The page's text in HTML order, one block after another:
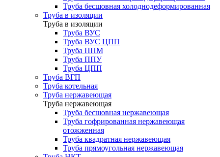
Труба бесшовная холоднодеформированная
Труба в изоляции
Труба в изоляции
Труба ВУС
Труба ВУС ЦПП
Труба ППМ
Труба ППУ
Труба ЦПП
Труба ВГП
Труба котельная
Труба нержавеющая
Труба нержавеющая
Труба бесшовная нержавеющая
Труба гофрированная нержавеющая
отожженная
Труба квадратная нержавеющая
Труба прямоугольная нержавеющая